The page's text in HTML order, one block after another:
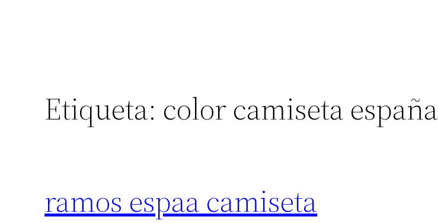
Etiqueta: color camiseta españa
ramos espaa camiseta